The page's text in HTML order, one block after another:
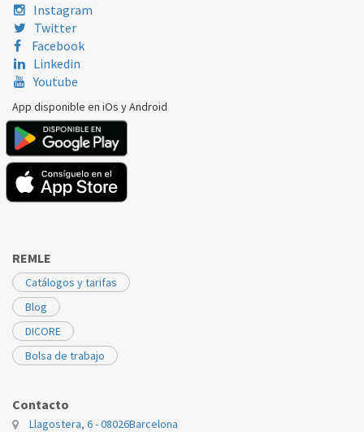
Instagram
Twitter
Facebook
Linkedin
Youtube
App disponible en iOs y Android
REMLE
Catálogos y tarifas
Blog
DICORE
Bolsa de trabajo
Contacto
Llagostera, 6 - 08026Barcelona